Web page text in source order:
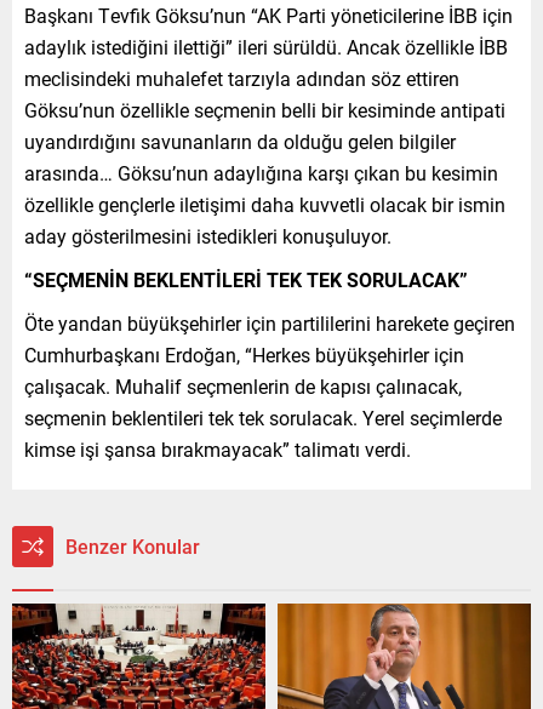
Başkanı Tevfik Göksu’nun “AK Parti yöneticilerine İBB için
adaylık istediğini ilettiği” ileri sürüldü. Ancak özellikle İBB
meclisindeki muhalefet tarzıyla adından söz ettiren
Göksu’nun özellikle seçmenin belli bir kesiminde antipati
uyandırdığını savunanların da olduğu gelen bilgiler
arasında… Göksu’nun adaylığına karşı çıkan bu kesimin
özellikle gençlerle iletişimi daha kuvvetli olacak bir ismin
aday gösterilmesini istedikleri konuşuluyor.
“SEÇMENİN BEKLENTİLERİ TEK TEK SORULACAK”
Öte yandan büyükşehirler için partililerini harekete geçiren
Cumhurbaşkanı Erdoğan, “Herkes büyükşehirler için
çalışacak. Muhalif seçmenlerin de kapısı çalınacak,
seçmenin beklentileri tek tek sorulacak. Yerel seçimlerde
kimse işi şansa bırakmayacak” talimatı verdi.
Benzer Konular